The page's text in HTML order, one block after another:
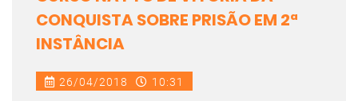
CONQUISTA SOBRE PRISÃO EM 2ª
INSTÂNCIA
26/04/2018 10:31